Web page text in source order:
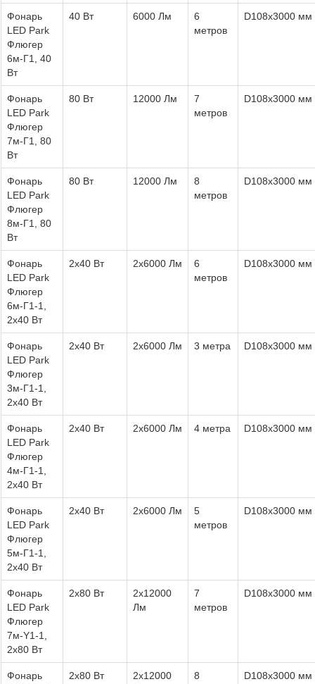
Фонарь
LED Park
Флюгер
6м-Г1, 40
Вт
40 Вт 6000 Лм
6
метров
D108х3000 мм
Фонарь
LED Park
Флюгер
7м-Г1, 80
Вт
80 Вт 12000 Лм
7
метров
D108х3000 мм
Фонарь
LED Park
Флюгер
8м-Г1, 80
Вт
80 Вт 12000 Лм
8
метров
D108х3000 мм
Фонарь
LED Park
Флюгер
6м-Г1-1,
2х40 Вт
2x40 Вт 2x6000 Лм
6
метров
D108х3000 мм
Фонарь
LED Park
Флюгер
3м-Г1-1,
2х40 Вт
2x40 Вт 2x6000 Лм 3 метра D108х3000 мм
Фонарь
LED Park
Флюгер
4м-Г1-1,
2х40 Вт
2x40 Вт 2x6000 Лм 4 метра D108х3000 мм
Фонарь
LED Park
Флюгер
5м-Г1-1,
2х40 Вт
2x40 Вт 2x6000 Лм
5
метров
D108х3000 мм
Фонарь
LED Park
Флюгер
7м-Y1-1,
2х80 Вт
2x80 Вт
2x12000
Лм
7
метров
D108х3000 мм
Фонарь
2x80 Вт
2x12000
8
D108х3000 мм